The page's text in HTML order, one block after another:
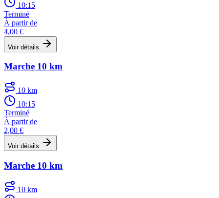
10:15
Terminé
À partir de
4,00 €
Voir détails
Marche 10 km
10 km
10:15
Terminé
À partir de
2,00 €
Voir détails
Marche 10 km
10 km